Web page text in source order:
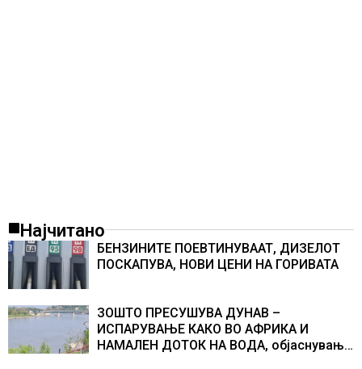
Најчитано
БЕНЗИНИТЕ ПОЕВТИНУВААТ, ДИЗЕЛОТ
ПОСКАПУВА, НОВИ ЦЕНИ НА ГОРИВАТА
ЗОШТО ПРЕСУШУВА ДУНАВ –
ИСПАРУВАЊЕ КАКО ВО АФРИКА И
НАМАЛЕН ДОТОК НА ВОДА, објаснување